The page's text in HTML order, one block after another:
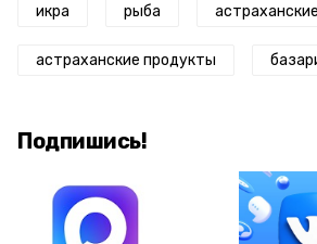
икра рыба
астраханские продукты
Подпишись!